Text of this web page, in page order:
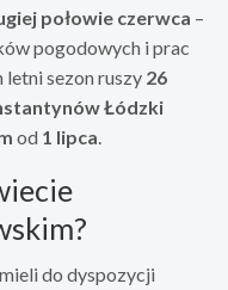
połowie czerwca –
pogodowych i prac
sezon ruszy 26
Łódzki
od 1 lipca
do dyspozycji